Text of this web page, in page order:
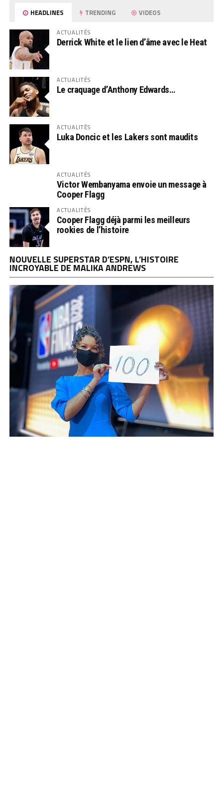
HEADLINES TRENDING VIDEOS
ACTUALITÉS
Derrick White et le lien d’âme avec le Heat
ACTUALITÉS
Le craquage d’Anthony Edwards…
ACTUALITÉS
Luka Doncic et les Lakers sont maudits
ACTUALITÉS
Victor Wembanyama envoie un message à
Cooper Flagg
ACTUALITÉS
Cooper Flagg déjà parmi les meilleurs
rookies de l’histoire
NOUVELLE SUPERSTAR D’ESPN, L’HISTOIRE
INCROYABLE DE MALIKA ANDREWS